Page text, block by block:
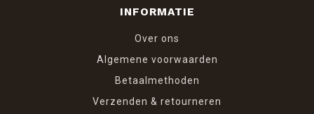
INFORMATIE
Over ons
Algemene voorwaarden
Betaalmethoden
Verzenden & retourneren